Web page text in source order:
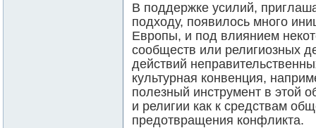
В поддержке усилий,
подходу, появилось много
Европы, и под влиянием
сообществ или религиозных
действий
культурная конвенция,
полезный инструмент в этой
и религии как к средствам
предотвращения конфликта.